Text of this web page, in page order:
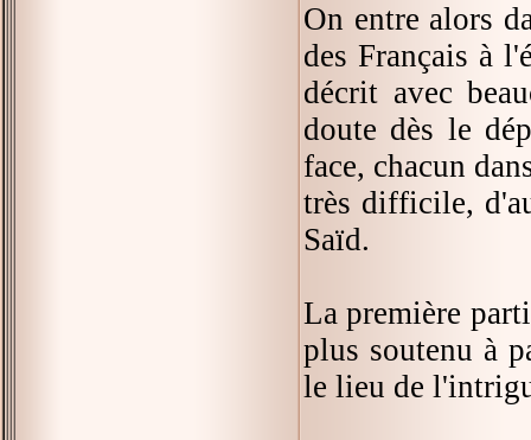
On entre alors
des Français à
décrit avec
doute dès le
face, chacun
très difficile,
Saïd.
La première
plus soutenu à
le lieu de